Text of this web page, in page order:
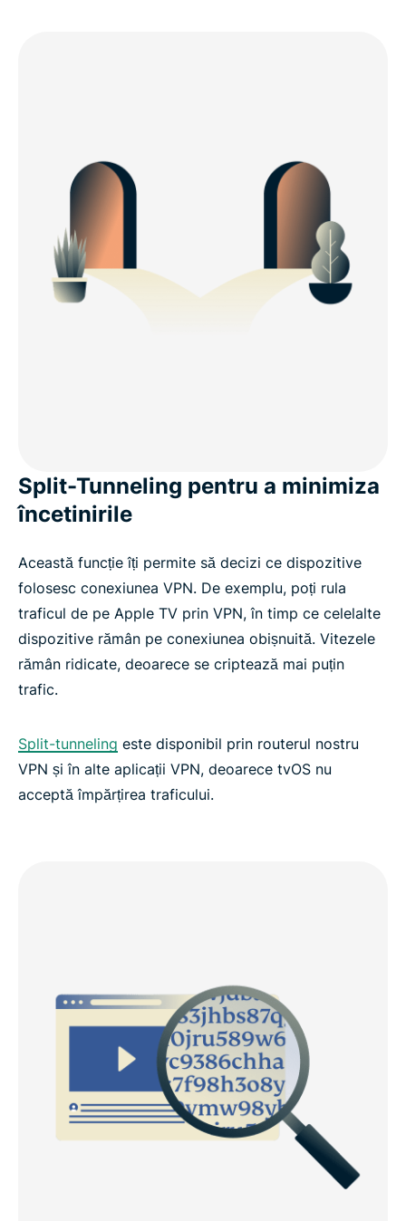
Split-Tunneling pentru a minimiza
încetinirile
Această funcție îți permite să decizi ce dispozitive
folosesc conexiunea VPN. De exemplu, poți rula
traficul de pe Apple TV prin VPN, în timp ce celelalte
dispozitive rămân pe conexiunea obișnuită. Vitezele
rămân ridicate, deoarece se criptează mai puțin
trafic.
Split-tunneling este disponibil prin routerul nostru
VPN și în alte aplicații VPN, deoarece tvOS nu
acceptă împărțirea traficului.